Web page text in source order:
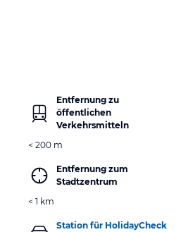
Entfernung zu
öffentlichen
Verkehrsmitteln
< 200 m
Entfernung zum
Stadtzentrum
< 1 km
Station für HolidayCheck